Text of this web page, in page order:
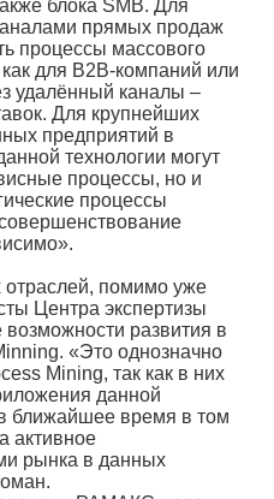
блока SMB. Для
прямых продаж
процессы массового
для B2B-компаний или
удалённый каналы –
Для крупнейших
предприятий в
технологии могут
процессы, но и
процессы
отраслей, помимо уже
Центра экспертизы
развития в
«Это однозначно
Mining, так как в них
данной
ближайшее время в том
активное
рынка в данных